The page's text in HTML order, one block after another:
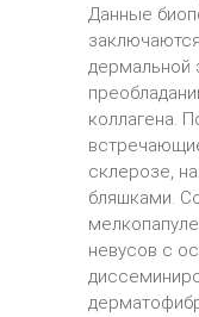
Данные
дермальной
коллагена.
склерозе,
бляшками.
невусов с